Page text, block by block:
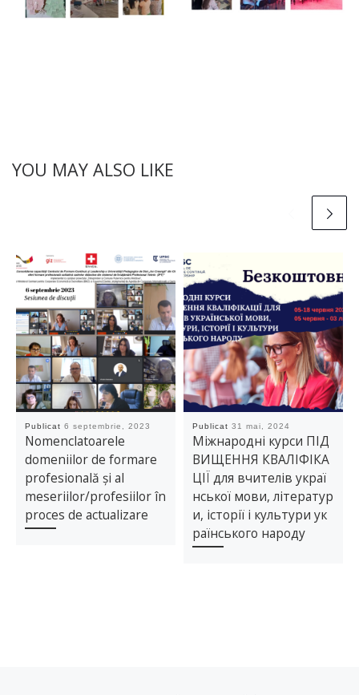
YOU MAY ALSO LIKE
Publicat6 septembrie, 2023
Nomenclatoarele
domeniilor de formare
profesională și al
meseriilor/profesiilor în
proces de actualizare
Publicat31 mai, 2024
Міжнародні курси ПІД
ВИЩЕННЯ КВАЛІФІКА
ЦІЇ для вчителів украї
нської мови, літератур
и, історії і культури ук
раїнського народу